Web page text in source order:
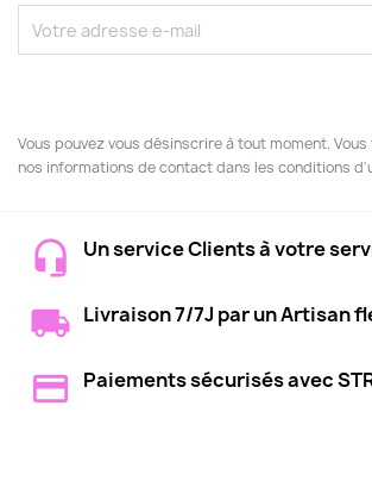
Vous pouvez vous désinscrire à tout moment.
nos informations de contact dans les conditions
Un service Clients à votre
Livraison 7/7J par un Artisan
Paiements sécurisés avec